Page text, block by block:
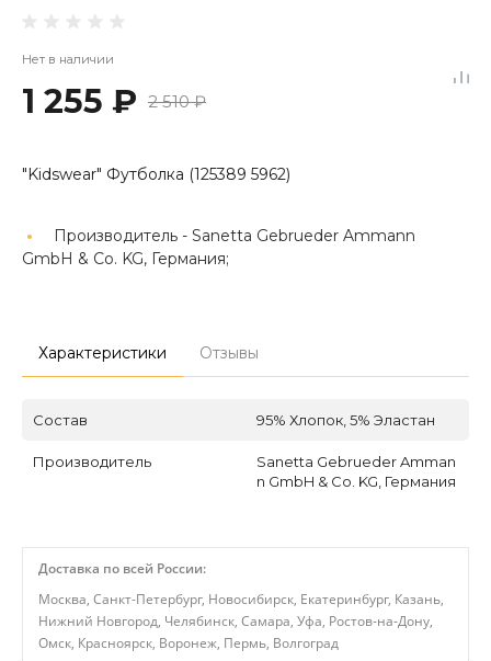
Нет в наличии
1 255 ₽ 2 510 ₽
"Kidswear" Футболка (125389 5962)
Производитель - Sanetta Gebrueder Ammann
GmbH & Co. KG, Германия;
Характеристики Отзывы
Состав 95% Хлопок, 5% Эластан
Производитель
Sanetta Gebrueder Amman
n GmbH & Co. KG, Германия
Доставка по всей России:
Москва, Санкт-Петербург, Новосибирск, Екатеринбург, Казань,
Нижний Новгород, Челябинск, Самара, Уфа, Ростов-на-Дону,
Омск, Красноярск, Воронеж, Пермь, Волгоград